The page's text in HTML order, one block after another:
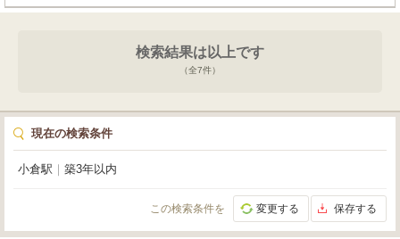
物販、事務所など、幅広い業種におすすめです。周辺にはコンビニやスーパ
場所で、ぜひ成功への扉を開いてみませんか？
検索結果は以上です
（全7件）
現在の検索条件
小倉駅 築3年以内
この検索条件を 変更する 保存する